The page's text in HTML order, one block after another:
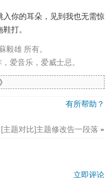
你的耳朵，见到我也无需惊
打。
雄 所有。
爱音乐，爱威士忌。
》
有所帮助？
[主题对比]主题修改告一段落 »
立即评论